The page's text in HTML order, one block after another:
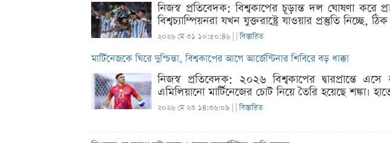
নিজস্ব প্রতিবেদক: বিশ্বকাপের চূড়ান্ত দল ঘোষণা করে
বিশ্বচ্যাম্পিয়নরা যখন যুক্তরাষ্ট্রে যাওয়ার প্রস্তুতি
২০২৬ মে ৩১ ১০:৫০:৪৬ | |বিস্তারিত
মার্টিনেজকে ঘিরে দুশ্চিন্তা, বিশ্বকাপের আগে আর্জেন্টিনার শিবিরে বড় ধাক্কা
নিজস্ব প্রতিবেদক: ২০২৬ বিশ্বকাপের দ্বারপ্রান্তে
এমিলিয়ানো মার্টিনেজের চোট নিয়ে তৈরি হয়েছে
২০২৬ মে ২৩ ১৪:৩৬:০৯ | |বিস্তারিত